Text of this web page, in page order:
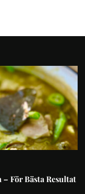
För Bästa Resultat